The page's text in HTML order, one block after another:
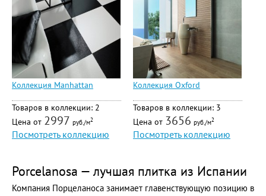
Коллекция Manhattan
Товаров в коллекции: 2
Цена от 2997 руб./м2
Посмотреть коллекцию
Коллекция Oxford
Товаров в коллекции: 3
Цена от 3656 руб./м2
Посмотреть коллекцию
Porcelanosa — лучшая плитка из Испании
Компания Порцеланоса занимает главенствующую позицию в